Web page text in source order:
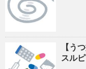
【う
スル